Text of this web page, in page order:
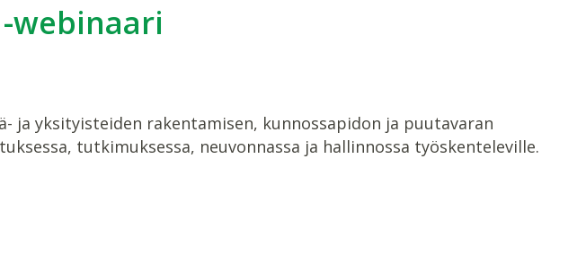
webinaari
ja yksityisteiden rakentamisen, kunnossapidon ja puutavaran
tutkimuksessa, neuvonnassa ja hallinnossa työskenteleville.